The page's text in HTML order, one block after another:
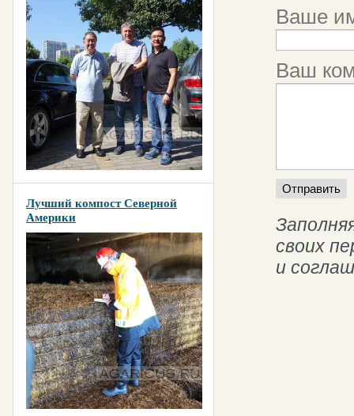
Лучший компост Северной
Америки
Ваше
Ваш
своих
и